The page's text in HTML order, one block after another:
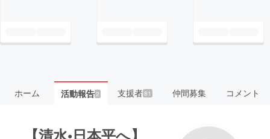
ホーム 活動報告2 支援者81 仲間募集 コメント